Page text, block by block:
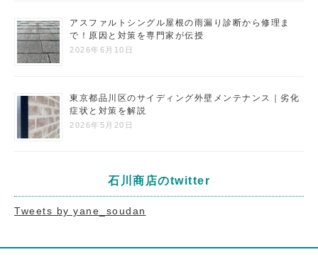
アスファルトシングル屋根の雨漏り診断から修理ま
で！原因と対策を専門家が伝授
2026年6月10日
東京都品川区のサイディング外壁メンテナンス｜劣化
症状と対策を解説
2026年5月20日
石川商店のtwitter
Tweets by yane_soudan